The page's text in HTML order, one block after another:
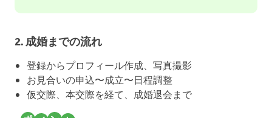
2. 成婚までの流れ
登録からプロフィール作成、写真撮影
お見合いの申込〜成立〜日程調整
仮交際、本交際を経て、成婚退会まで